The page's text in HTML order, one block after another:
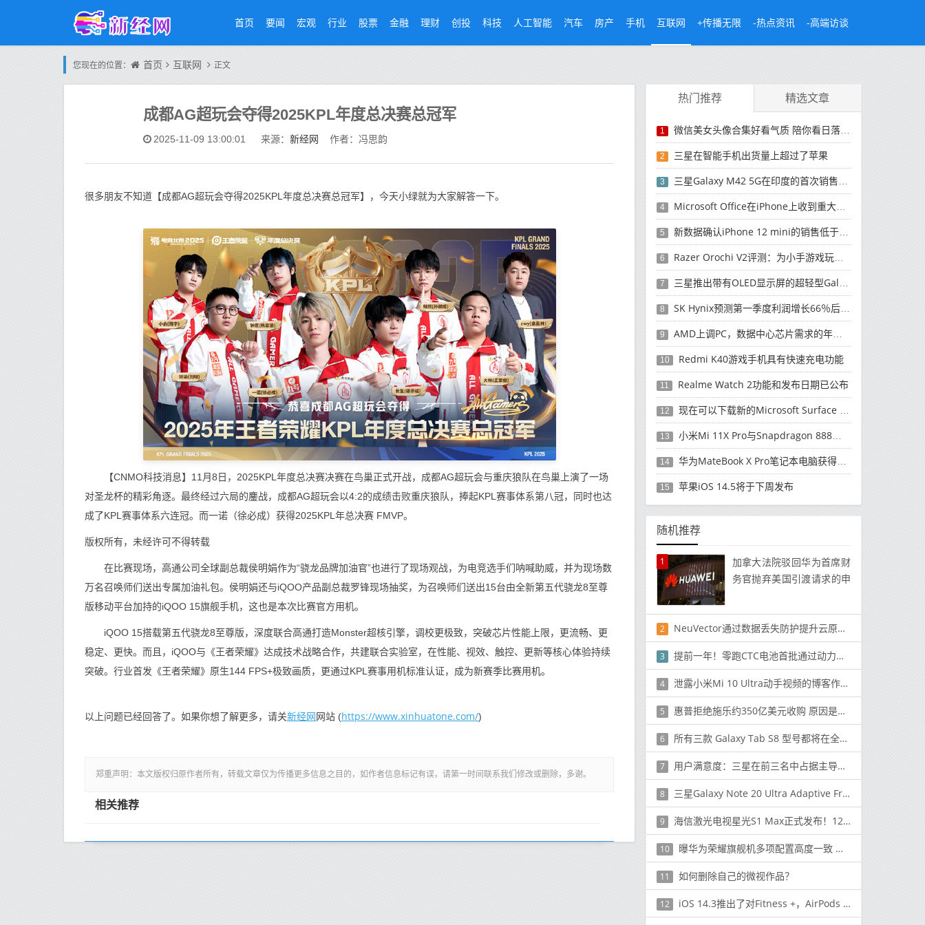
首页 要闻 宏观 行业 股票 金融 理财 创投 科技 人工智能 汽车 房产 手机 互联网 +传播无限 -热点资讯 -高端访谈
您现在的位置： 首页 互联网 正文
成都AG超玩会夺得2025KPL年度总决赛总冠军
2025-11-09 13:00:01 来源： 新经网 作者：冯思韵
很多朋友不知道【成都AG超玩会夺得2025KPL年度总决赛总冠军】，今天小绿就为大家解答一下。
【CNMO科技消息】11月8日，2025KPL年度总决赛决赛在鸟巢正式开战，成都AG超玩会与重庆狼队在鸟巢上演了一场
对圣龙杯的精彩角逐。最终经过六局的鏖战，成都AG超玩会以4:2的成绩击败重庆狼队，捧起KPL赛事体系第八冠，同时也达
成了KPL赛事体系六连冠。而一诺（徐必成）获得2025KPL年总决赛 FMVP。
版权所有，未经许可不得转载
在比赛现场，高通公司全球副总裁侯明娟作为“骁龙品牌加油官”也进行了现场观战，为电竞选手们呐喊助威，并为现场数
万名召唤师们送出专属加油礼包。侯明娟还与iQOO产品副总裁罗锋现场抽奖，为召唤师们送出15台由全新第五代骁龙8至尊
版移动平台加持的iQOO 15旗舰手机，这也是本次比赛官方用机。
iQOO 15搭载第五代骁龙8至尊版，深度联合高通打造Monster超核引擎，调校更极致，突破芯片性能上限，更流畅、更
稳定、更快。而且，iQOO与《王者荣耀》达成技术战略合作，共建联合实验室，在性能、视效、触控、更新等核心体验持续
突破。行业首发《王者荣耀》原生144 FPS+极致画质，更通过KPL赛事用机标准认证，成为新赛季比赛用机。
以上问题已经回答了。如果你想了解更多，请关新经网网站 (https://www.xinhuatone.com/)
郑重声明：本文版权归原作者所有，转载文章仅为传播更多信息之目的，如作者信息标记有误，请第一时间联系我们修改或删除，多谢。
相关推荐
热门推荐 精选文章
1 微信美女头像合集好看气质 陪你看日落的人比日落更浪漫
2 三星在智能手机出货量上超过了苹果
3 三星Galaxy M42 5G在印度的首次销售将于今晚开始
4 Microsoft Office在iPhone上收到重大更新
5 新数据确认iPhone 12 mini的销售低于预期
6 Razer Orochi V2评测：为小手游戏玩家设计的鼠标
7 三星推出带有OLED显示屏的超轻型Galaxy Book Pro和Galaxy Book Pro 360笔记本电脑
8 SK Hynix预测第一季度利润增长66％后，对芯片的需求将增强
9 AMD上调PC，数据中心芯片需求的年度收入预测
10 Redmi K40游戏手机具有快速充电功能
11 Realme Watch 2功能和发布日期已公布
12 现在可以下载新的Microsoft Surface Duo更新
13 小米Mi 11X Pro与Snapdragon 888处理器一起发布
14 华为MateBook X Pro笔记本电脑获得全新升级
15 苹果iOS 14.5将于下周发布
随机推荐
1
加拿大法院驳回华为首席财
务官抛弃美国引渡请求的申
2 NeuVector通过数据丢失防护提升云原生安全性
3 提前一年！零跑CTC电池首批通过动力电池新国标要求
4 泄露小米Mi 10 Ultra动手视频的博客作者可能面临严重指控，母亲声称对此负责
5 惠普拒绝施乐约350亿美元收购 原因是什么？
6 所有三款 Galaxy Tab S8 型号都将在全球范围内使用骁龙 898
7 用户满意度：三星在前三名中占据主导地位，但苹果在总排名中名列第三
8 三星Galaxy Note 20 Ultra Adaptive Frequency屏幕可以降至10Hz以节省电量
9 海信激光电视星光S1 Max正式发布！120吋墅式巨幕专为大宅而生
10 曝华为荣耀旗舰机多项配置高度一致 荣耀顶级旗舰本月发
11 如何删除自己的微视作品？
12 iOS 14.3推出了对Fitness +，AirPods Max等的支持